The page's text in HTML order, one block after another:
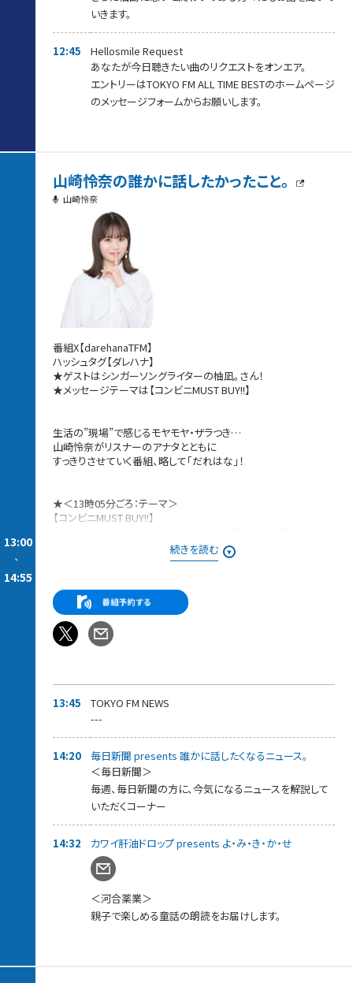
いきます。
12:45
Hellosmile Request
あなたが今日聴きたい曲のリクエストをオンエア。
エントリーはTOKYO FM ALL TIME BESTのホームページ
のメッセージフォームからお願いします。
13:00
-
14:55
山崎怜奈の誰かに話したかったこと。
山崎怜奈
番組X【darehanaTFM】
ハッシュタグ【ダレハナ】
★ゲストはシンガーソングライターの柚凪。さん！
★メッセージテーマは【コンビニMUST BUY!!】
生活の”現場”で感じるモヤモヤ・ザラつき…
山崎怜奈がリスナーのアナタとともに
すっきりさせていく番組、略して「だれはな」！
★＜13時05分ごろ：テーマ＞
【コンビニMUST BUY!!】
今日はあなたの「コンビニMUST BUY!!」を教えてください！
商品のジャンルは何でもOK！
ぜひ、コンビニの名前と、具体的な商品名。
必ず買ってしまう理由やこだわりも一緒に送ってください！
★＜13時35分ごろ：誰かに話したくなるウワサワード＞
ゲストはシンガーソングライターの柚凪。さん！
新曲のお話や、なんと弾き語りも披露していただきます！
★よみきかせ
にんじんとごぼうとだいこん（すずき出版）伊藤美紀
続きを読む
13:45
TOKYO FM NEWS
---
14:20
毎日新聞 presents 誰かに話したくなるニュース。
＜毎日新聞＞
毎週、毎日新聞の方に、今気になるニュースを解説して
いただくコーナー
14:32 カワイ肝油ドロップ presents よ・み・き・か・せ
＜河合薬業＞
親子で楽しめる童話の朗読をお届けします。